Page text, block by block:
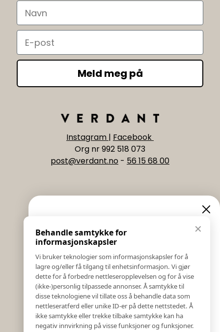
Navn
Email
Meld meg på
Instagram | Facebook
Org nr 992 518 073
post@verdant.no - 56 15 68 00
Informasjon
Salgs & Leveringsbetingelser
Registrer reklamasjon eller retur
Kontakt Oss
Bildebank
Følg Oss
Prislister
Etiske Retningslinjer
Åpenhetsloven
✕
Behandle samtykke for
informasjonskapsler
Vi bruker teknologier som informasjonskapsler for å
lagre og/eller få tilgang til enhetsinformasjon. Vi gjør
dette for å forbedre nettleseropplevelsen og for å vise
(ikke-)personlig tilpassede annonser. Å samtykke til
disse teknologiene vil tillate oss å behandle data som
nettleseratferd eller unike ID-er på dette nettstedet. Å
ikke samtykke eller trekke tilbake samtykke kan ha
negativ innvirkning på visse funksjoner og funksjoner.
Eksklusive nyheter og
tilbud
Meld deg på vårt nyhetsbrev og hold deg oppdatert!
Her får du innblikk i nyheter, kampanjer og
konkurranser.
E-post